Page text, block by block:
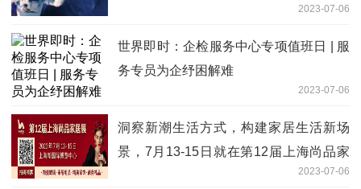
2023-07-06
世界即时：企检服务中心专项值班日 | 服
务专员为企纾困解难
2023-07-06
洞察新潮生活方式，构建家居生活新场
景，7月13-15日就在第12届上海尚品家
2023-07-06